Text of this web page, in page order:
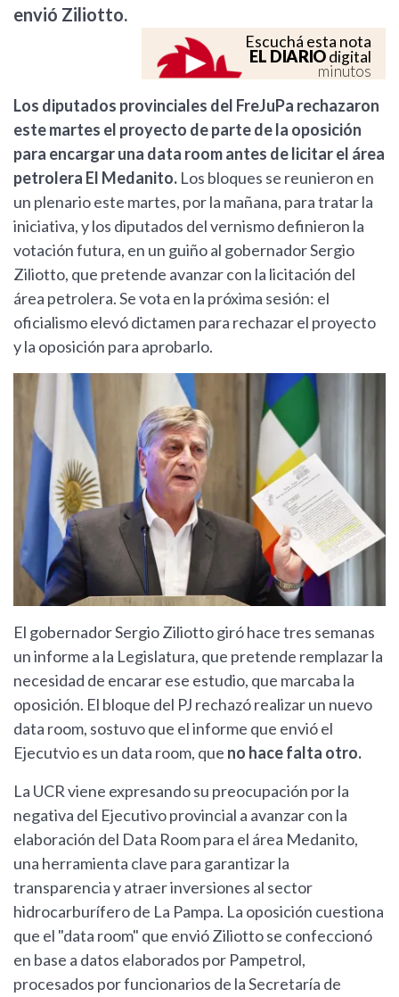
envió Ziliotto.
Escuchá esta nota
EL DIARIOdigital
minutos
Los diputados provinciales del FreJuPa rechazaron
este martes el proyecto de parte de la oposición
para encargar una data room antes de licitar el área
petrolera El Medanito. Los bloques se reunieron en
un plenario este martes, por la mañana, para tratar la
iniciativa, y los diputados del vernismo definieron la
votación futura, en un guiño al gobernador Sergio
Ziliotto, que pretende avanzar con la licitación del
área petrolera. Se vota en la próxima sesión: el
oficialismo elevó dictamen para rechazar el proyecto
y la oposición para aprobarlo.
El gobernador Sergio Ziliotto giró hace tres semanas
un informe a la Legislatura, que pretende remplazar la
necesidad de encarar ese estudio, que marcaba la
oposición. El bloque del PJ rechazó realizar un nuevo
data room, sostuvo que el informe que envió el
Ejecutvio es un data room, que no hace falta otro.
La UCR viene expresando su preocupación por la
negativa del Ejecutivo provincial a avanzar con la
elaboración del Data Room para el área Medanito,
una herramienta clave para garantizar la
transparencia y atraer inversiones al sector
hidrocarburífero de La Pampa. La oposición cuestiona
que el "data room" que envió Ziliotto se confeccionó
en base a datos elaborados por Pampetrol,
procesados por funcionarios de la Secretaría de